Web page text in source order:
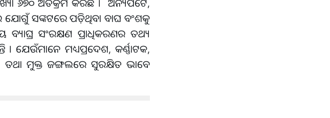
୬୭୦ ଅତିକ୍ରମ କରିଛି । ଅନ୍ୟପଟେ,
ଯୋଗୁଁ ସଙ୍କଟରେ ପଡ଼ିଥିବା ବାଘ ବଂଶକୁ
ସଂରକ୍ଷଣ ପ୍ରାଧିକରଣର ତଥ୍ୟ
ଯେଉଁମାନେ ମଧ୍ୟପ୍ରଦେଶ, କର୍ଣ୍ଣାଟକ,
ତଥା ମୁକ୍ତ ଜଙ୍ଗଲରେ ସୁରକ୍ଷିତ ଭାବେ